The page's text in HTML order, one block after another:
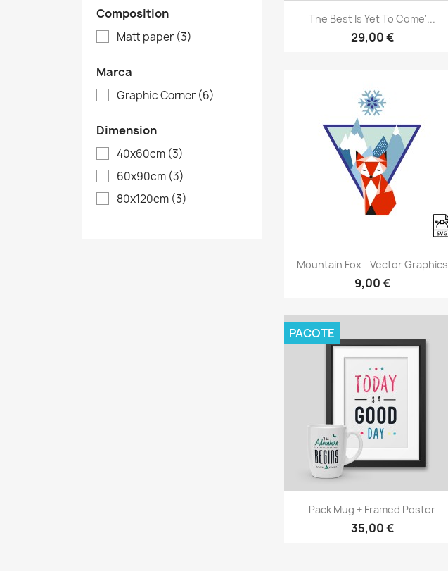
Composition
Matt paper (3)
Marca
Graphic Corner (6)
Dimension
40x60cm (3)
60x90cm (3)
80x120cm (3)
Vista rápida
The Best Is Yet To Come'...
29,00 €
Vista rápida
Mountain Fox - Vector Graphics
9,00 €
Vista rápida
Pack Mug + Framed Poster
35,00 €
PACOTE